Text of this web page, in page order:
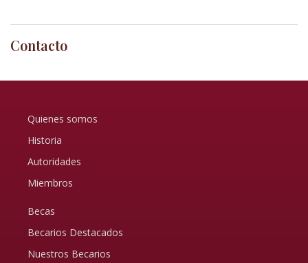
Contacto
Quienes somos
Historia
Autoridades
Miembros
Becas
Becarios Destacados
Nuestros Becarios